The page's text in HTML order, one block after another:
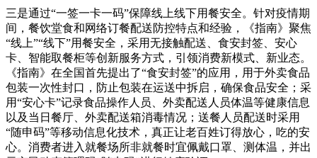
三是通过“一签一卡一码”保障线上线下用餐安全。针对疫情期
间，餐饮堂食和网络订餐配送防控特点和经验，《指南》聚焦
“线上”“线下”用餐安全，采用无接触配送、食安封签、安心
卡、智能取餐柜等创新服务方式，引领消费新模式、新业态。
《指南》在全国首先提出了“食安封签”的应用，用于外卖食品
包装一次性封口，防止包装在运送中拆启，确保食品安全；采
用“安心卡”记录食品操作人员、外卖配送人员体温等健康信息
以及当日餐厅、外卖配送箱消毒情况；送餐人员配送时采用
“随申码”等移动信息化技术，真正让老百姓订得放心，吃的安
心。消费者进入就餐场所非就餐时宜佩戴口罩、测体温，并出